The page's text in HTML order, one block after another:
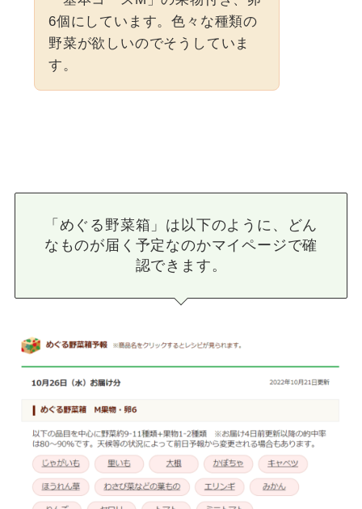
6個にしています。色々な種類の
野菜が欲しいのでそうしていま
す。
「めぐる野菜箱」は以下のように、どん
なものが届く予定なのかマイページで確
認できます。